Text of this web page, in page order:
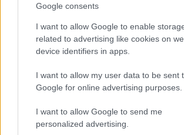
Google consents
I want to allow Google to enable
related to advertising like cookies on
device identifiers in apps.
I want to allow my user data to be sent
Google for online advertising purposes.
I want to allow Google to send me
personalized advertising.
SOCIETÀ
Siamo un Paese morto: tre
limonata per comprare il Ciao
denunciati